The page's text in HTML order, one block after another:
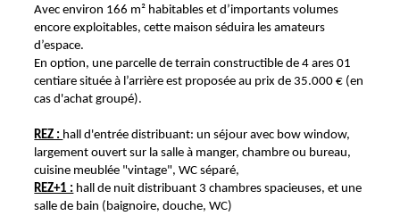
Avec environ 166 m² habitables et d’importants volumes
encore exploitables, cette maison séduira les amateurs
d’espace.
En option, une parcelle de terrain constructible de 4 ares 01
centiare située à l’arrière est proposée au prix de 35.000 € (en
cas d'achat groupé).
REZ : hall d'entrée distribuant: un séjour avec bow window,
largement ouvert sur la salle à manger, chambre ou bureau,
cuisine meublée "vintage", WC séparé,
REZ+1 : hall de nuit distribuant 3 chambres spacieuses, et une
salle de bain (baignoire, douche, WC)